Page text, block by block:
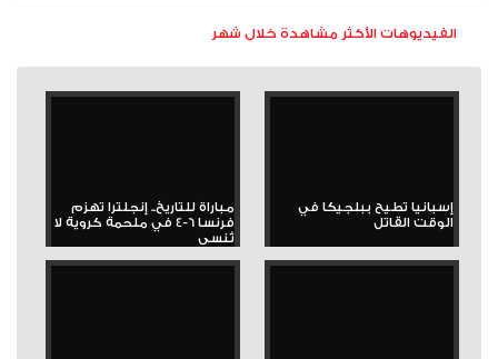
الفيديوهات الأكثر مشاهدة خلال شهر
إسبانيا تطيح ببلجيكا في
الوقت القاتل
مباراة للتاريخ.. إنجلترا تهزم
فرنسا 6-4 في ملحمة كروية لا
تُنسى